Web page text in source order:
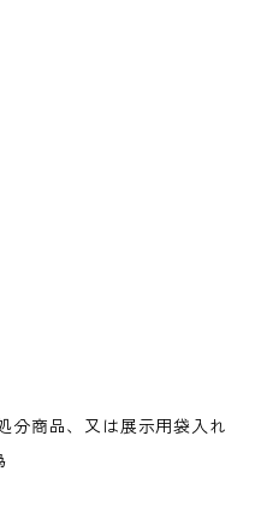
分商品、又は展示用袋入れ